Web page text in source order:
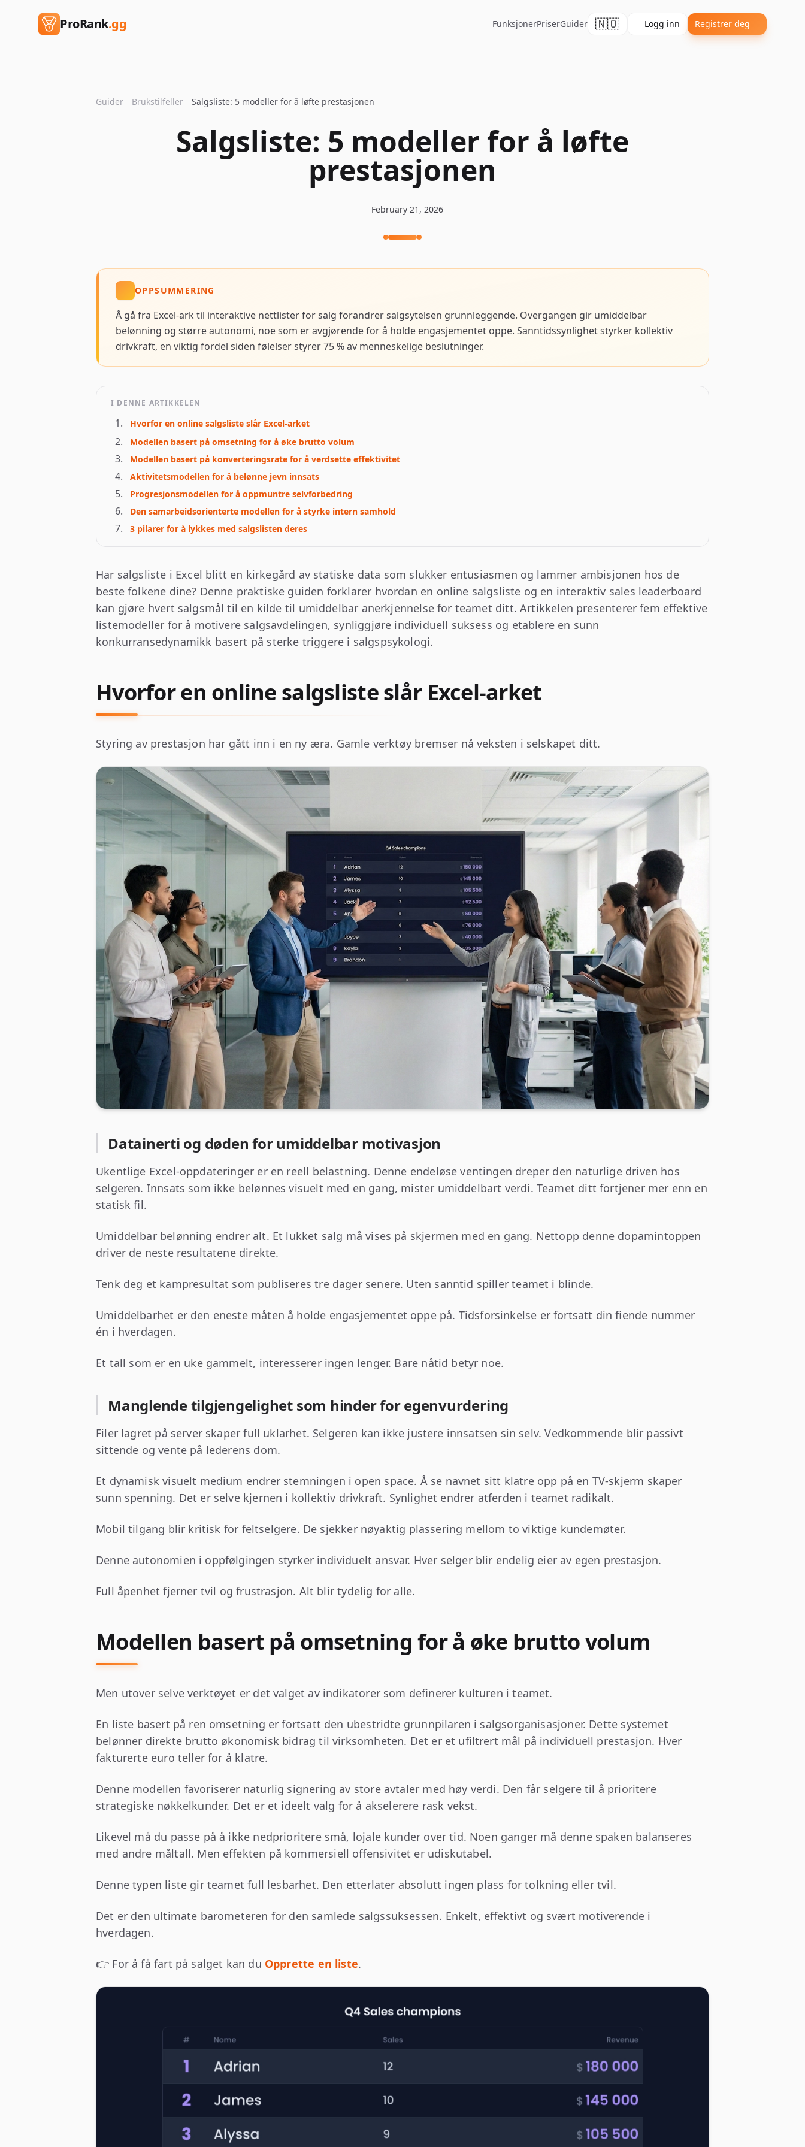
ProRank.gg FunksjonerPriserGuider 🇳🇴 Logg inn Registrer deg
Guider Brukstilfeller Salgsliste: 5 modeller for å løfte prestasjonen
Salgsliste: 5 modeller for å løfte
prestasjonen
February 21, 2026
OPPSUMMERING
Å gå fra Excel-ark til interaktive nettlister for salg forandrer salgsytelsen grunnleggende. Overgangen gir umiddelbar
belønning og større autonomi, noe som er avgjørende for å holde engasjementet oppe. Sanntidssynlighet styrker kollektiv
drivkraft, en viktig fordel siden følelser styrer 75 % av menneskelige beslutninger.
I DENNE ARTIKKELEN
Hvorfor en online salgsliste slår Excel-arket
Modellen basert på omsetning for å øke brutto volum
Modellen basert på konverteringsrate for å verdsette effektivitet
Aktivitetsmodellen for å belønne jevn innsats
Progresjonsmodellen for å oppmuntre selvforbedring
Den samarbeidsorienterte modellen for å styrke intern samhold
3 pilarer for å lykkes med salgslisten deres
Har salgsliste i Excel blitt en kirkegård av statiske data som slukker entusiasmen og lammer ambisjonen hos de
beste folkene dine? Denne praktiske guiden forklarer hvordan en online salgsliste og en interaktiv sales leaderboard
kan gjøre hvert salgsmål til en kilde til umiddelbar anerkjennelse for teamet ditt. Artikkelen presenterer fem effektive
listemodeller for å motivere salgsavdelingen, synliggjøre individuell suksess og etablere en sunn
konkurransedynamikk basert på sterke triggere i salgspsykologi.
Hvorfor en online salgsliste slår Excel-arket
Styring av prestasjon har gått inn i en ny æra. Gamle verktøy bremser nå veksten i selskapet ditt.
Datainerti og døden for umiddelbar motivasjon
Ukentlige Excel-oppdateringer er en reell belastning. Denne endeløse ventingen dreper den naturlige driven hos
selgeren. Innsats som ikke belønnes visuelt med en gang, mister umiddelbart verdi. Teamet ditt fortjener mer enn en
statisk fil.
Umiddelbar belønning endrer alt. Et lukket salg må vises på skjermen med en gang. Nettopp denne dopamintoppen
driver de neste resultatene direkte.
Tenk deg et kampresultat som publiseres tre dager senere. Uten sanntid spiller teamet i blinde.
Umiddelbarhet er den eneste måten å holde engasjementet oppe på. Tidsforsinkelse er fortsatt din fiende nummer
én i hverdagen.
Et tall som er en uke gammelt, interesserer ingen lenger. Bare nåtid betyr noe.
Manglende tilgjengelighet som hinder for egenvurdering
Filer lagret på server skaper full uklarhet. Selgeren kan ikke justere innsatsen sin selv. Vedkommende blir passivt
sittende og vente på lederens dom.
Et dynamisk visuelt medium endrer stemningen i open space. Å se navnet sitt klatre opp på en TV-skjerm skaper
sunn spenning. Det er selve kjernen i kollektiv drivkraft. Synlighet endrer atferden i teamet radikalt.
Mobil tilgang blir kritisk for feltselgere. De sjekker nøyaktig plassering mellom to viktige kundemøter.
Denne autonomien i oppfølgingen styrker individuelt ansvar. Hver selger blir endelig eier av egen prestasjon.
Full åpenhet fjerner tvil og frustrasjon. Alt blir tydelig for alle.
Modellen basert på omsetning for å øke brutto volum
Men utover selve verktøyet er det valget av indikatorer som definerer kulturen i teamet.
En liste basert på ren omsetning er fortsatt den ubestridte grunnpilaren i salgsorganisasjoner. Dette systemet
belønner direkte brutto økonomisk bidrag til virksomheten. Det er et ufiltrert mål på individuell prestasjon. Hver
fakturerte euro teller for å klatre.
Denne modellen favoriserer naturlig signering av store avtaler med høy verdi. Den får selgere til å prioritere
strategiske nøkkelkunder. Det er et ideelt valg for å akselerere rask vekst.
Likevel må du passe på å ikke nedprioritere små, lojale kunder over tid. Noen ganger må denne spaken balanseres
med andre måltall. Men effekten på kommersiell offensivitet er udiskutabel.
Denne typen liste gir teamet full lesbarhet. Den etterlater absolutt ingen plass for tolkning eller tvil.
Det er den ultimate barometeren for den samlede salgssuksessen. Enkelt, effektivt og svært motiverende i
hverdagen.
👉 For å få fart på salget kan du Opprette en liste.